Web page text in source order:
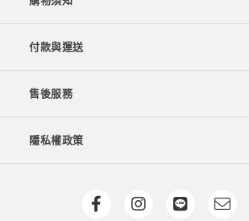
付款與運送
售後服務
隱私權政策